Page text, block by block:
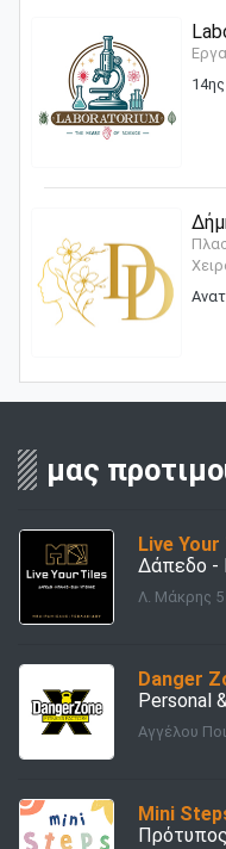
μας
Live
Δάπεδο -
Λ. Μάκρης 5
Danger
Personal
Αγγέλου
Mini